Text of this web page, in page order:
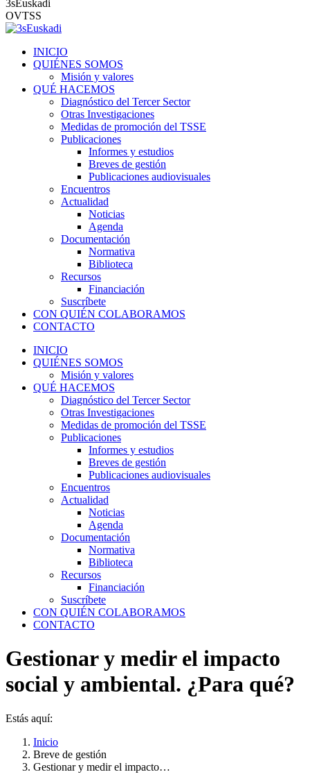
3sEuskadi
OVTSS
INICIO
QUIÉNES SOMOS
Misión y valores
QUÉ HACEMOS
Diagnóstico del Tercer Sector
Otras Investigaciones
Medidas de promoción del TSSE
Publicaciones
Informes y estudios
Breves de gestión
Publicaciones audiovisuales
Encuentros
Actualidad
Noticias
Agenda
Documentación
Normativa
Biblioteca
Recursos
Financiación
Suscríbete
CON QUIÉN COLABORAMOS
CONTACTO
INICIO
QUIÉNES SOMOS
Misión y valores
QUÉ HACEMOS
Diagnóstico del Tercer Sector
Otras Investigaciones
Medidas de promoción del TSSE
Publicaciones
Informes y estudios
Breves de gestión
Publicaciones audiovisuales
Encuentros
Actualidad
Noticias
Agenda
Documentación
Normativa
Biblioteca
Recursos
Financiación
Suscríbete
CON QUIÉN COLABORAMOS
CONTACTO
Gestionar y medir el impacto
social y ambiental. ¿Para qué?
Estás aquí:
Inicio
Breve de gestión
Gestionar y medir el impacto…